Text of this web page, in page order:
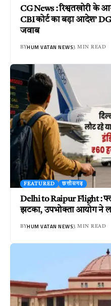
CG News : रिश्वतखोरी के
CBI कोर्ट का बड़ा आदेश’
जवाब
BYHUM VATAN NEWS3 MIN READ
FEATURED छत्तीसगढ़
Delhi to Raipur Flight :
झटका, उपभोक्ता आयोग ने
BYHUM VATAN NEWS3 MIN READ